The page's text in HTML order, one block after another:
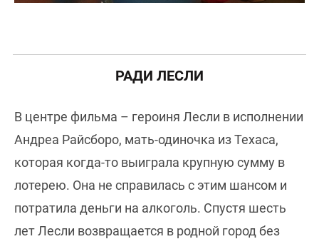
РАДИ ЛЕСЛИ
В центре фильма – героиня Лесли в исполнении
Андреа Райсборо, мать-одиночка из Техаса,
которая когда-то выиграла крупную сумму в
лотерею. Она не справилась с этим шансом и
потратила деньги на алкоголь. Спустя шесть
лет Лесли возвращается в родной город без